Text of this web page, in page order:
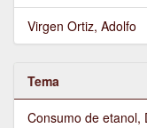
Virgen Ortiz, Adolfo
Tema
Consumo de etanol,